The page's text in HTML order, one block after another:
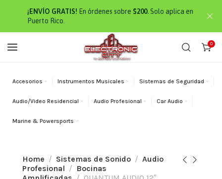
¡ENVÍO GRATIS! En órdenes sobre $200. Solo aplica en
Puerto Rico.
0
Accesorios Instrumentos Musicales Sistemas de Seguridad
Audio/Video Residencial Audio Profesional Car Audio
Marine & Powersports
Home Sistemas de Sonido
Audio
Profesional
Bocinas